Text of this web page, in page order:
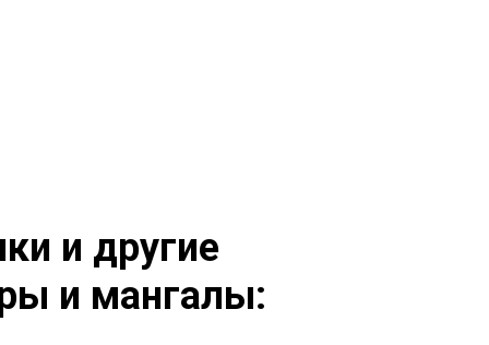
и другие
и мангалы: